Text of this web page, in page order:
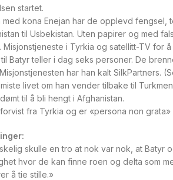
startet.
med kona Enejan har de opplevd
til Usbekistan. Uten papirer og med
Misjonstjeneste i Tyrkia og satellitt-TV for
til Batyr teller i dag seks personer. De
har han kalt SilkPartners.
livet om han vender tilbake til
til å bli hengt i Afghanistan.
fra Tyrkia og er «persona non
skulle en tro at nok var nok, at Batyr
hvor de kan finne roen og delta som
å tie stille.»